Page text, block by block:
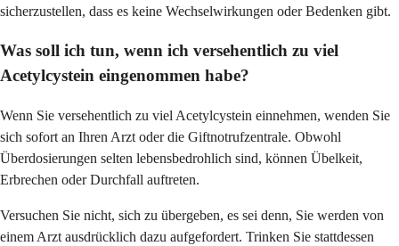
sicherzustellen, dass es keine Wechselwirkungen oder Bedenken gibt.
Was soll ich tun, wenn ich versehentlich zu viel
Acetylcystein eingenommen habe?
Wenn Sie versehentlich zu viel Acetylcystein einnehmen, wenden Sie
sich sofort an Ihren Arzt oder die Giftnotrufzentrale. Obwohl
Überdosierungen selten lebensbedrohlich sind, können Übelkeit,
Erbrechen oder Durchfall auftreten.
Versuchen Sie nicht, sich zu übergeben, es sei denn, Sie werden von
einem Arzt ausdrücklich dazu aufgefordert. Trinken Sie stattdessen